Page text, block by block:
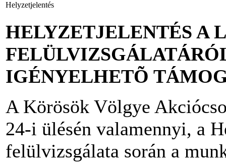
Helyzetjelentés
HELYZETJELENTÉS A
IGÉNYELHETÕ
A Körösök Völgye
24-i ülésén valamennyi, a
felülvizsgálata során a